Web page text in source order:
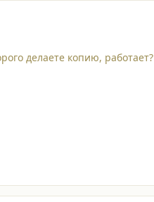
делаете копию, работает?